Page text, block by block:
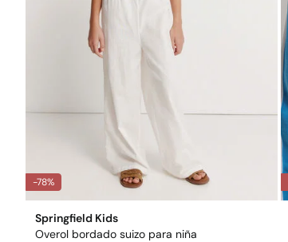
-78%
Springfield Kids
Overol bordado suizo para niña